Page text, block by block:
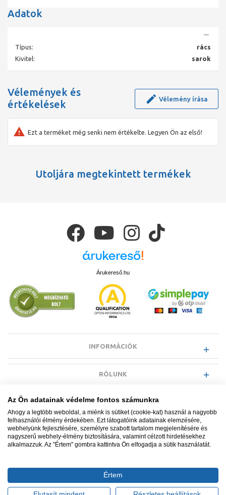
Adatok
Típus:
rács
Kivitel:
sarok
Vélemények és
értékelések
Vélemény írása
Ezt a terméket még senki nem értékelte. Legyen Ön az első!
Utoljára megtekintett termékek
Árukereső.hu
INFORMÁCIÓK
RÓLUNK
EGYÉB INFORMÁCIÓK
VÁSÁRLÓI INFORMÁCIÓK
Minden jog fenntartva. © Adatkezelés nyilvántartási száma NAIH-
Az Ön adatainak védelme fontos számunkra
Ahogy a legtöbb weboldal, a miénk is sütiket (cookie-kat) használ a nagyobb
felhasználói élmény érdekében. Ezt látogatóink adatainak elemzésére,
webhelyünk fejlesztésére, személyre szabott tartalom megjelenítésére és
nagyszerű webhely-élmény biztosítására, valamint célzott hirdetésekhez
alkalmazzuk. Az "Értem" gombra kattintva Ön elfogadja a sütik használatát.
Értem